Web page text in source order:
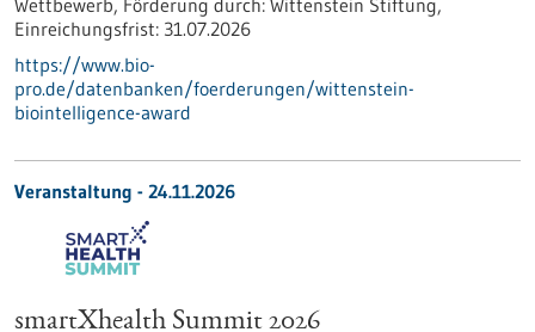
Wettbewerb, Förderung durch: Wittenstein Stiftung,
Einreichungsfrist: 31.07.2026
https://www.bio-
pro.de/datenbanken/foerderungen/wittenstein-
biointelligence-award
Veranstaltung - 24.11.2026
smartXhealth Summit 2026